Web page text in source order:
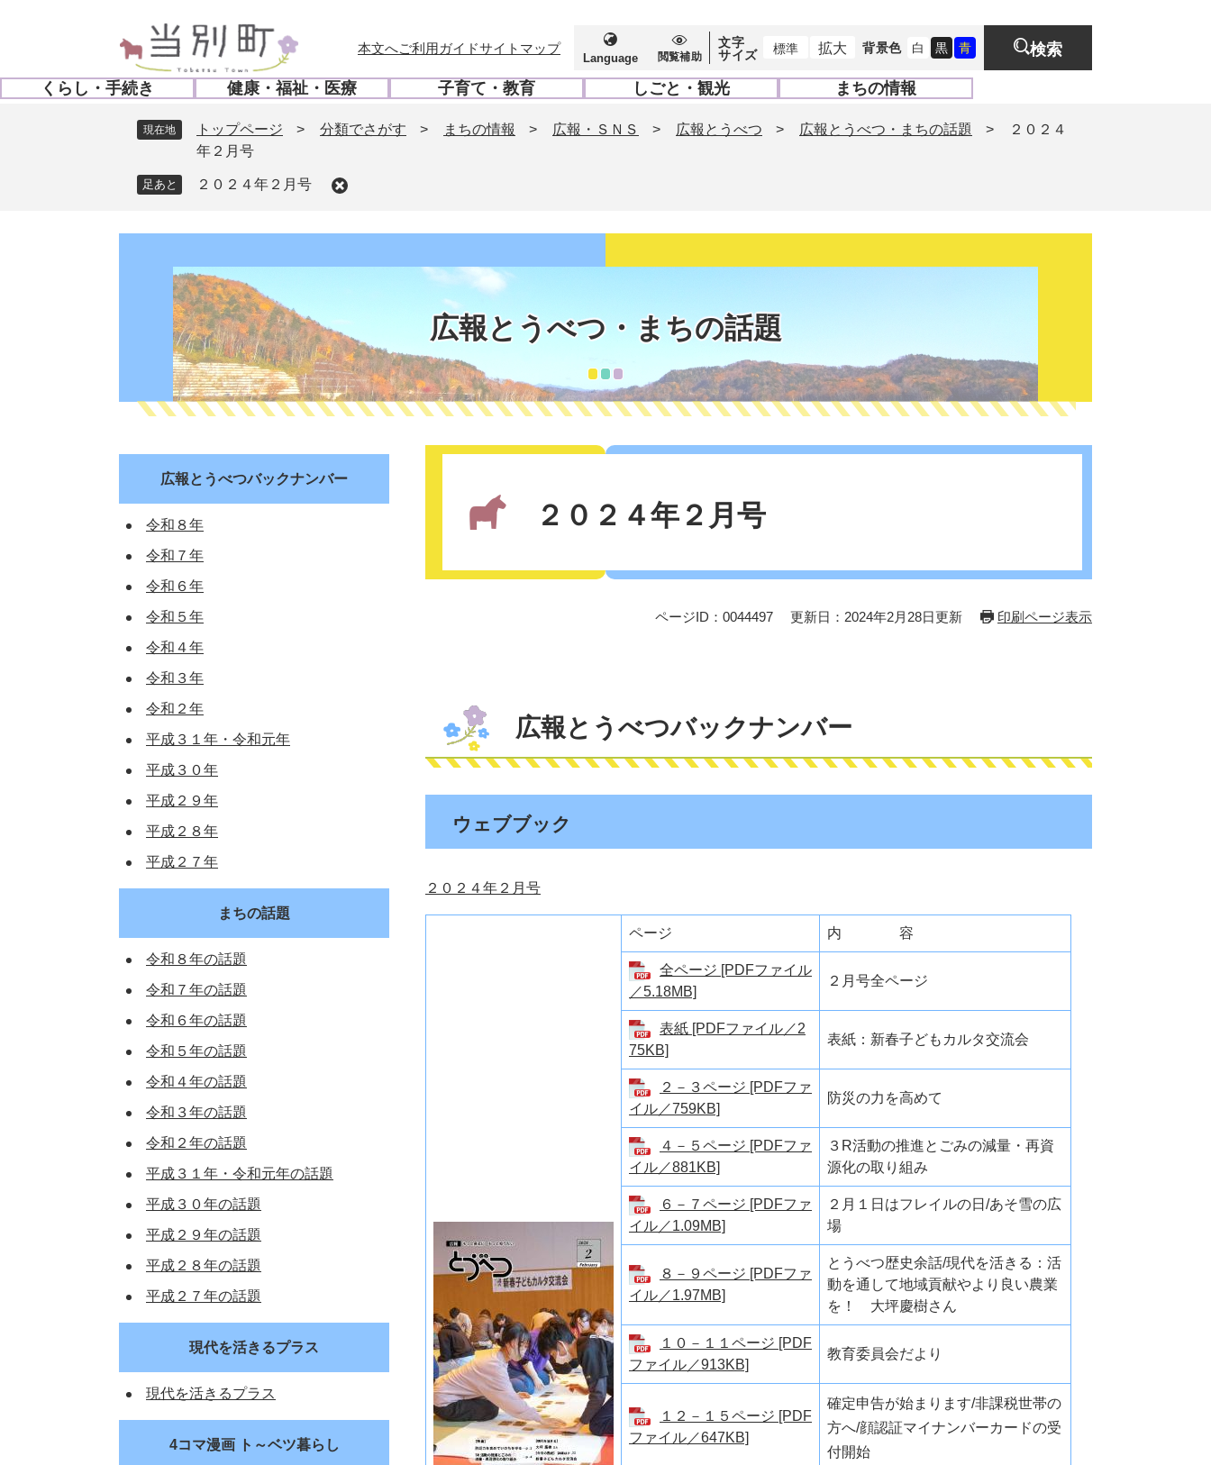
の
先
ー
を
本文へご利用ガイドサイトマップ
Language 閲覧補助
文字
サイズ
標準 拡大 背景色 白 黒 青 検索
くらし・手続き
開
健康・福祉・医療
開
く
子育て・教育
開
く
しごと・観光
開
く
まちの情報
開
く
現在地 トップページ > 分類でさがす > まちの情報 > 広報・ＳＮＳ > 広報とうべつ > 広報とうべつ・まちの話題 >
２０２４
年２月号
２０２４年２月号
広報とうべつ・まちの話題
２０２４年２月号
ページID：0044497 更新日：2024年2月28日更新 印刷ページ表示
広報とうべつバックナンバー
ウェブブック
２０２４年２月号
ページ 内 容
全ページ [PDFファイル
／5.18MB]
２月号全ページ
表紙 [PDFファイル／2
75KB]
表紙：新春子どもカルタ交流会
２－３ページ [PDFファ
イル／759KB]
防災の力を高めて
４－５ページ [PDFファ
イル／881KB]
３R活動の推進とごみの減量・再資
源化の取り組み
６－７ページ [PDFファ
イル／1.09MB]
２月１日はフレイルの日/あそ雪の広
場
８－９ページ [PDFファ
イル／1.97MB]
とうべつ歴史余話/現代を活きる：活
動を通して地域貢献やより良い農業
を！ 大坪慶樹さん
１０－１１ページ [PDF
ファイル／913KB]
教育委員会だより
１２－１５ページ [PDF
ファイル／647KB]
確定申告が始まります/非課税世帯の
方へ/顔認証マイナンバーカードの受
付開始
広報とうべつバックナンバー
令和８年
令和７年
令和６年
令和５年
令和４年
令和３年
令和２年
平成３１年・令和元年
平成３０年
平成２９年
平成２８年
平成２７年
まちの話題
令和８年の話題
令和７年の話題
令和６年の話題
令和５年の話題
令和４年の話題
令和３年の話題
令和２年の話題
平成３１年・令和元年の話題
平成３０年の話題
平成２９年の話題
平成２８年の話題
平成２７年の話題
現代を活きるプラス
現代を活きるプラス
4コマ漫画 ト～ベツ暮らし